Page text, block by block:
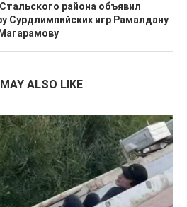
района объявил
Сурдлимпийских игр Рамалдану
Магарамову
ALSO LIKE